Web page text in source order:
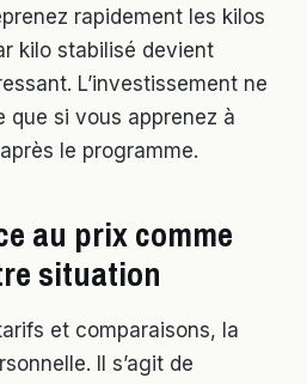
rapidement les kilos
kilo stabilisé devient
L’investissement ne
que si vous apprenez à
le programme.
au prix comme
situation
et comparaisons, la
Il s’agit de